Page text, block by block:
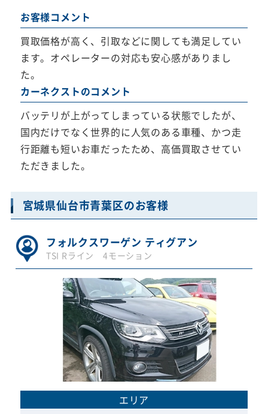
お客様コメント
買取価格が高く、引取などに関しても満足してい
ます。オペレーターの対応も安心感がありまし
た。
カーネクストのコメント
バッテリが上がってしまっている状態でしたが、
国内だけでなく世界的に人気のある車種、かつ走
行距離も短いお車だったため、高価買取させてい
ただきました。
宮城県仙台市青葉区のお客様
フォルクスワーゲン ティグアン
TSI Rライン 4モーション
エリア